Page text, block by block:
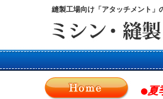
縫製工場向け「アタッチメント」
●夏